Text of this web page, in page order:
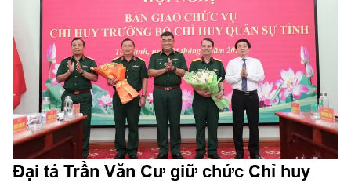
đợt thi đua cao điểm với chủ đề “350 ngày đêm thần tốc, quyết
thắng”. Đồng chí Phạm Tấn Hòa, Phó chủ tịch UBND tỉnh Tây
Ninh, Trưởng ban Chỉ đạo về tìm kiếm, quy tập và xác định
danh tính hài cốt liệt sĩ tỉnh Tây Ninh chủ trì hội nghị.
Đại tá Trần Văn Cư giữ chức Chỉ huy